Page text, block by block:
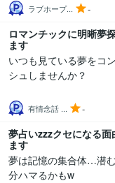
ラブホープ... -
ロマンチックに明晰夢
ます
いつも見ている夢をコ
シュしませんか？
有情念話 ... -
夢占いzzzクセになる
ます
夢は記憶の集合体…潜
分ハマるかもw